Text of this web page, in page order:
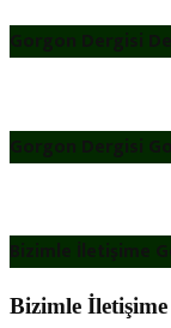
Gorgon Dergisi
Gorgon Dergisi
Bizimle İletişime
Bizimle